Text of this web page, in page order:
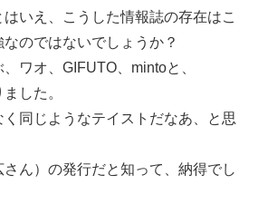
いえ、こうした情報誌の存在はこ
のではないでしょうか？
ワオ、GIFUTO、mintoと、
した。
同じようなテイストだなあ、と思
さん）の発行だと知って、納得でし